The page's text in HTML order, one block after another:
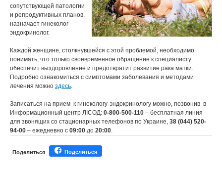
сопутствующей патологии
и репродуктивных планов,
назначает гинеколог-
эндокринолог.
Каждой женщине, столкнувшейся с этой проблемой, необходимо
понимать, что только своевременное обращение к специалисту
обеспечит выздоровление и предотвратит развитие рака матки.
Подробно ознакомиться с симптомами заболевания и методами
лечения можно здесь.
Записаться на прием к гинекологу-эндокринологу можно, позвонив в
Информационный центр ЛIСОД: 0-800-500-110 – бесплатная линия
для звонящих со стационарных телефонов по Украине, 38 (044) 520-
94-00 – ежедневно с 09:00 до 20:00.
Поделиться Поделиться